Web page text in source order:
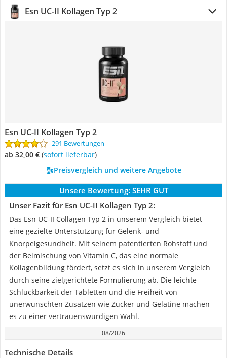
Esn UC-II Kollagen Typ 2
Esn UC-II Kollagen Typ 2
291 Bewertungen
ab 32,00 € ( Sofort lieferbar)
Preisvergleich und weitere Angebote
Unsere Bewertung: SEHR GUT
Unser Fazit für Esn UC-II Kollagen Typ 2:
Das Esn UC-II Collagen Typ 2 in unserem Vergleich bietet
eine gezielte Unterstützung für Gelenk- und
Knorpelgesundheit. Mit seinem patentierten Rohstoff und
der Beimischung von Vitamin C, das eine normale
Kollagenbildung fördert, setzt es sich in unserem Vergleich
durch seine zielgerichtete Formulierung ab. Die leichte
Schluckbarkeit der Tabletten und die Freiheit von
unerwünschten Zusätzen wie Zucker und Gelatine machen
es zu einer vertrauenswürdigen Wahl.
08/2026
Technische Details